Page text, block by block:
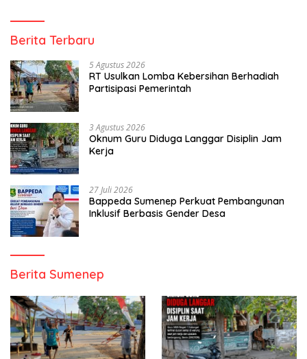
Berita Terbaru
5 Agustus 2026
RT Usulkan Lomba Kebersihan Berhadiah
Partisipasi Pemerintah
3 Agustus 2026
Oknum Guru Diduga Langgar Disiplin Jam
Kerja
27 Juli 2026
Bappeda Sumenep Perkuat Pembangunan
Inklusif Berbasis Gender Desa
Berita Sumenep